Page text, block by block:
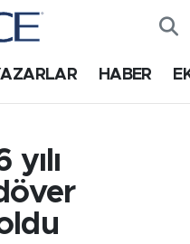
HABER
ve Fikstür